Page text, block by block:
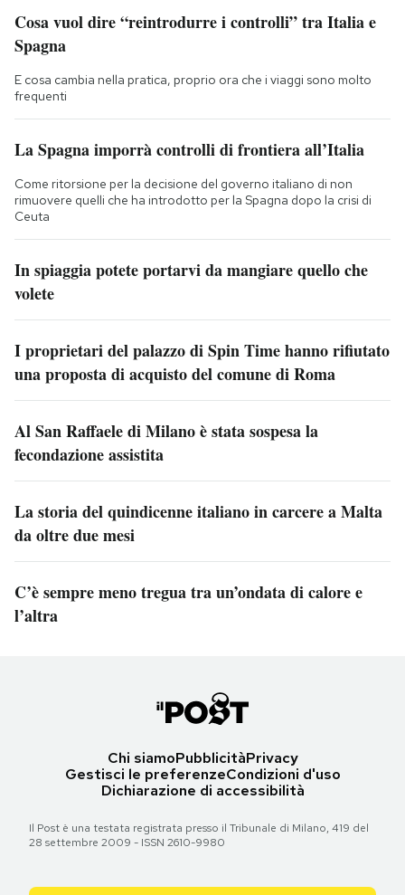
Cosa vuol dire “reintrodurre i controlli” tra Italia e
Spagna
E cosa cambia nella pratica, proprio ora che i viaggi sono molto
frequenti
La Spagna imporrà controlli di frontiera all’Italia
Come ritorsione per la decisione del governo italiano di non
rimuovere quelli che ha introdotto per la Spagna dopo la crisi di
Ceuta
In spiaggia potete portarvi da mangiare quello che
volete
I proprietari del palazzo di Spin Time hanno rifiutato
una proposta di acquisto del comune di Roma
Al San Raffaele di Milano è stata sospesa la
fecondazione assistita
La storia del quindicenne italiano in carcere a Malta
da oltre due mesi
C’è sempre meno tregua tra un’ondata di calore e
l’altra
Chi siamoPubblicitàPrivacy
Gestisci le preferenzeCondizioni d'uso
Dichiarazione di accessibilità
Il Post è una testata registrata presso il Tribunale di Milano, 419 del
28 settembre 2009 - ISSN 2610-9980